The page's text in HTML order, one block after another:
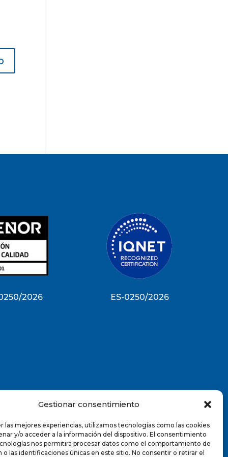
Gestionar consentimiento
las mejores experiencias, utilizamos tecnologías como las cookies
y/o acceder a la información del dispositivo. El consentimiento
nos permitirá procesar datos como el comportamiento de
o las identificaciones únicas en este sitio. No consentir o retirar el
2026 ES-0250/2026